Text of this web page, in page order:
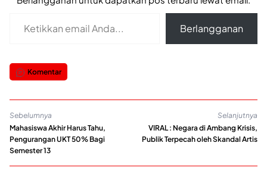
Berlangganan
Komentar
Sebelumnya
Mahasiswa Akhir Harus Tahu,
Pengurangan UKT 50% Bagi
Semester 13
Selanjutnya
VIRAL : Negara di Ambang Krisis,
Publik Terpecah oleh Skandal Artis